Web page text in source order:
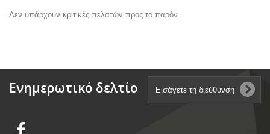
Δεν υπάρχουν κριτικές πελατών προς το παρόν.
Ενημερωτικό δελτίο